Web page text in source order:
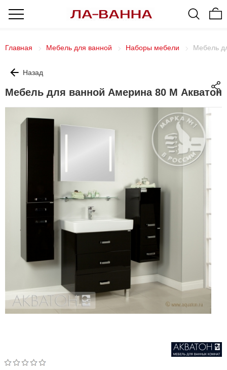
Главная Мебель для ванной Наборы мебели Мебель
Назад
Мебель для ванной Америна 80 М Акватон